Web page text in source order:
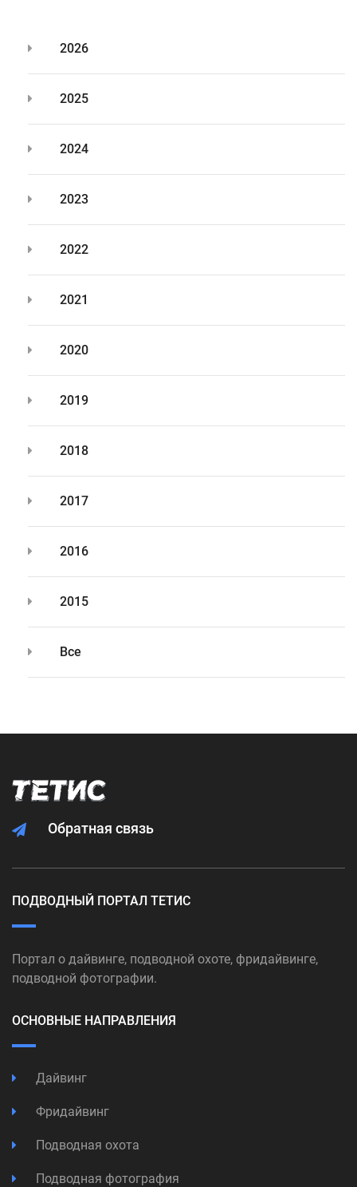
2026
2025
2024
2023
2022
2021
2020
2019
2018
2017
2016
2015
Все
Обратная связь
ПОДВОДНЫЙ ПОРТАЛ ТЕТИС
Портал о дайвинге, подводной охоте, фридайвинге,
подводной фотографии.
ОСНОВНЫЕ НАПРАВЛЕНИЯ
Дайвинг
Фридайвинг
Подводная охота
Подводная фотография